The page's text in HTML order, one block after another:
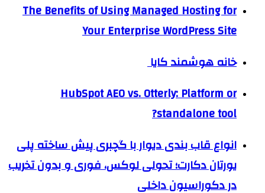
The Benefits of Using Managed Hosting for
Your Enterprise WordPress Site
خانه هوشمند کایا
HubSpot AEO vs. Otterly: Platform or
standalone tool?
انواع قاب بندی دیوار با گچبری پیش ساخته پلی
یورتان دکارت؛ تحولی لوکس، فوری و بدون تخریب
در دکوراسیون داخلی